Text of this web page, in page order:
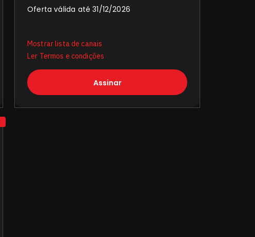
Oferta válida até 31/12/2026
Mostrar lista de canais
Ler Termos e condições
Assinar